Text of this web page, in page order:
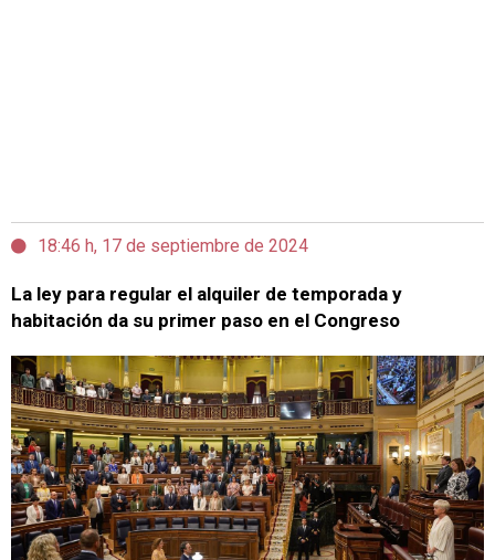
18:46 h, 17 de septiembre de 2024
La ley para regular el alquiler de temporada y
habitación da su primer paso en el Congreso